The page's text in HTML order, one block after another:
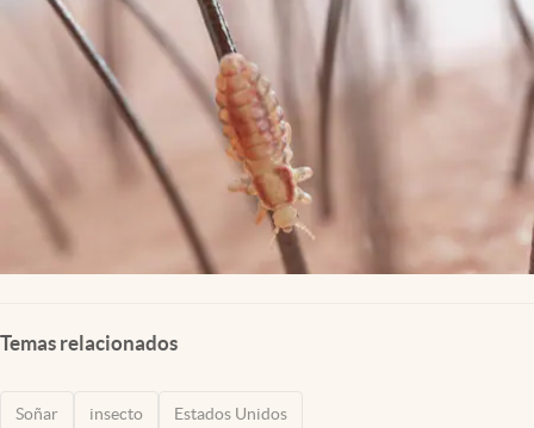
USA
Temas relacionados
Soñar insecto Estados Unidos